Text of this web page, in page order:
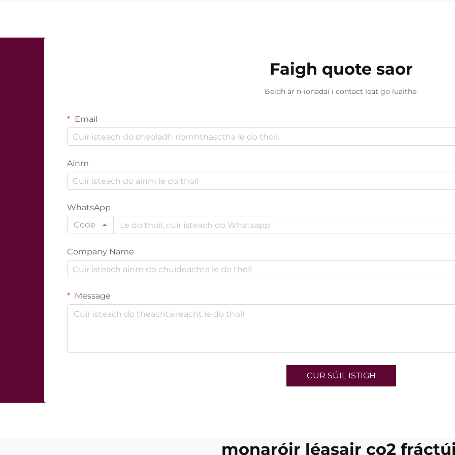
Faigh quote saor
Beidh ár n-ionadaí i contact leat go luaithe.
Email
Ainm
WhatsApp
Code
Company Name
Message
CUR SÚIL ISTIGH
monaróir léasair co2